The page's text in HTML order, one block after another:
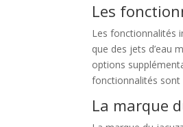
Les
Les fonctionnalités
que des jets d’eau
options
fonctionnalités sont
La marque